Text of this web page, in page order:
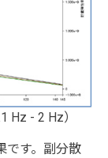
Hz - 2 Hz）
です。副分散